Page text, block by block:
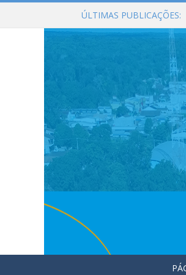
ÚLTIMAS PUBLICAÇÕES: